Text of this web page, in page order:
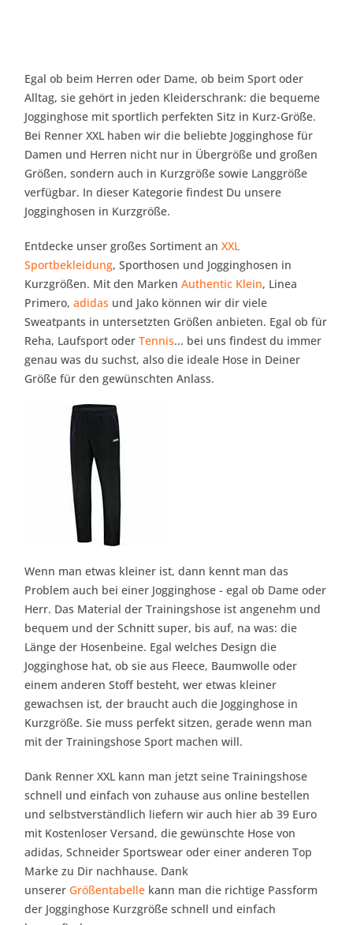
Egal ob beim Herren oder Dame, ob beim Sport oder
Alltag, sie gehört in jeden Kleiderschrank: die bequeme
Jogginghose mit sportlich perfekten Sitz in Kurz-Größe.
Bei Renner XXL haben wir die beliebte Jogginghose für
Damen und Herren nicht nur in Übergröße und großen
Größen, sondern auch in Kurzgröße sowie Langgröße
verfügbar. In dieser Kategorie findest Du unsere
Jogginghosen in Kurzgröße.
Entdecke unser großes Sortiment an XXL
Sportbekleidung, Sporthosen und Jogginghosen in
Kurzgrößen. Mit den Marken Authentic Klein, Linea
Primero, adidas und Jako können wir dir viele
Sweatpants in untersetzten Größen anbieten. Egal ob für
Reha, Laufsport oder Tennis... bei uns findest du immer
genau was du suchst, also die ideale Hose in Deiner
Größe für den gewünschten Anlass.
Wenn man etwas kleiner ist, dann kennt man das
Problem auch bei einer Jogginghose - egal ob Dame oder
Herr. Das Material der Trainingshose ist angenehm und
bequem und der Schnitt super, bis auf, na was: die
Länge der Hosenbeine. Egal welches Design die
Jogginghose hat, ob sie aus Fleece, Baumwolle oder
einem anderen Stoff besteht, wer etwas kleiner
gewachsen ist, der braucht auch die Jogginghose in
Kurzgröße. Sie muss perfekt sitzen, gerade wenn man
mit der Trainingshose Sport machen will.
Dank Renner XXL kann man jetzt seine Trainingshose
schnell und einfach von zuhause aus online bestellen
und selbstverständlich liefern wir auch hier ab 39 Euro
mit Kostenloser Versand, die gewünschte Hose von
adidas, Schneider Sportswear oder einer anderen Top
Marke zu Dir nachhause. Dank
unserer Größentabelle kann man die richtige Passform
der Jogginghose Kurzgröße schnell und einfach